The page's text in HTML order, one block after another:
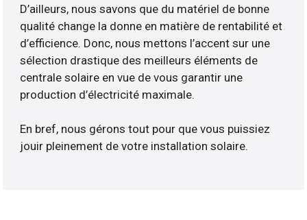
D’ailleurs, nous savons que du matériel de bonne
qualité change la donne en matière de rentabilité et
d’efficience. Donc, nous mettons l’accent sur une
sélection drastique des meilleurs éléments de
centrale solaire en vue de vous garantir une
production d’électricité maximale.
En bref, nous gérons tout pour que vous puissiez
jouir pleinement de votre installation solaire.